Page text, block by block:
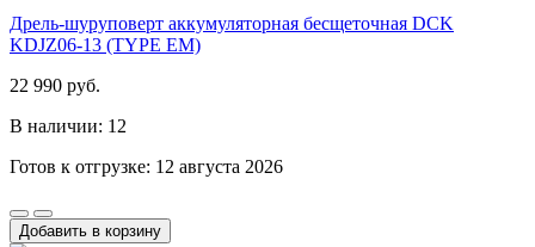
Дрель-шуруповерт аккумуляторная бесщеточная DCK
KDJZ06-13 (TYPE EM)
22 990 руб.
В наличии: 12
Готов к отгрузке: 12 августа 2026
Добавить в корзину